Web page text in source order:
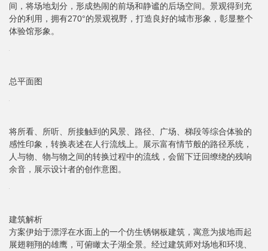
间，将场地划分，形成热闹的前场和静谧的后场空间。景观得到充
分的利用，拥有270°的景观视野，打造良好的城市形象，彰显整个
体验馆形象。
总平面图
将所看、所听、所接触到的风景、路径、广场、梯段等综合体验的
感性印象，转换表述在人行流线上。展示富有情节般的路径系统，
人与物、物与物之间的转换过程中的流线，会留下迂回缭绕的残响
余音，展示设计者的创作意图。
建筑解析
方案伊始于漂浮在水面上的一个仿生锈钢板建筑，寓意为拔地而起
展翅翱翔的雄鹰，可俯瞰太子湖全景。经过建筑师对场地和环境、